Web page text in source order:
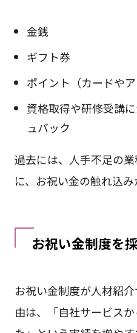
金銭
ギフト券
ポイント（カードやア
資格取得や研修受講
ュバック
過去には、人手不足の
に、お祝い金の触れ込み
お祝い金制度を
お祝い金制度が人材紹
由は、「自社サービス